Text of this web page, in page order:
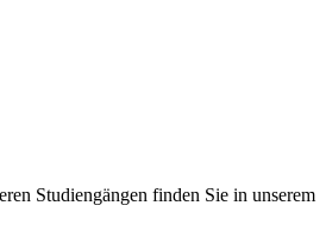
Studiengängen finden Sie in unserem